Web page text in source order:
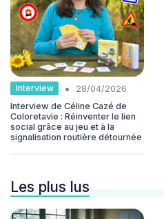
Interview •
28/04/2026
Interview de Céline Cazé de
Coloretavie : Réinventer le lien
social grâce au jeu et à la
signalisation routière détournée
Les plus lus